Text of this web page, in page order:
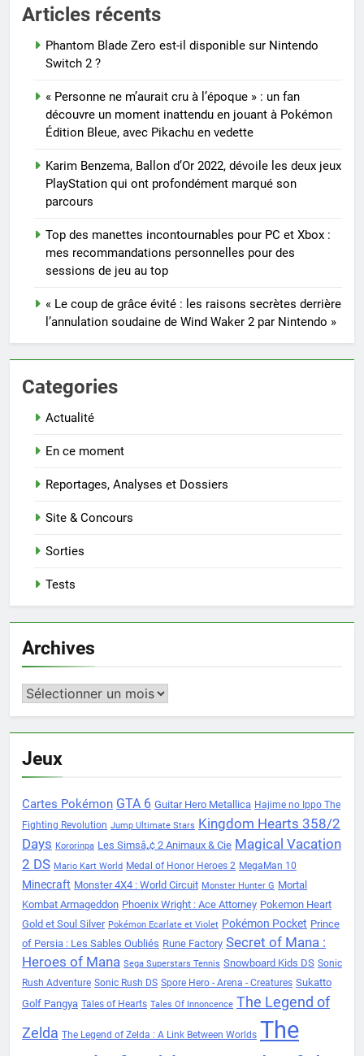
Articles récents
Phantom Blade Zero est-il disponible sur Nintendo
Switch 2 ?
« Personne ne m’aurait cru à l’époque » : un fan
découvre un moment inattendu en jouant à Pokémon
Édition Bleue, avec Pikachu en vedette
Karim Benzema, Ballon d’Or 2022, dévoile les deux jeux
PlayStation qui ont profondément marqué son
parcours
Top des manettes incontournables pour PC et Xbox :
mes recommandations personnelles pour des
sessions de jeu au top
« Le coup de grâce évité : les raisons secrètes derrière
l’annulation soudaine de Wind Waker 2 par Nintendo »
Categories
Actualité
En ce moment
Reportages, Analyses et Dossiers
Site & Concours
Sorties
Tests
Archives
Archives
Jeux
Cartes Pokémon GTA 6 Guitar Hero Metallica Hajime no Ippo The
Fighting Revolution Jump Ultimate Stars Kingdom Hearts 358/2
Days Kororinpa Les Simsâ„¢ 2 Animaux & Cie Magical Vacation
2 DS Mario Kart World Medal of Honor Heroes 2 MegaMan 10
Minecraft Monster 4X4 : World Circuit Monster Hunter G Mortal
Kombat Armageddon Phoenix Wright : Ace Attorney Pokemon Heart
Gold et Soul Silver Pokémon Ecarlate et Violet Pokémon Pocket Prince
of Persia : Les Sables Oubliés Rune Factory Secret of Mana :
Heroes of Mana Sega Superstars Tennis Snowboard Kids DS Sonic
Rush Adventure Sonic Rush DS Spore Hero - Arena - Creatures Sukatto
Golf Pangya Tales of Hearts Tales Of Innoncence The Legend of
Zelda The Legend of Zelda : A Link Between Worlds The